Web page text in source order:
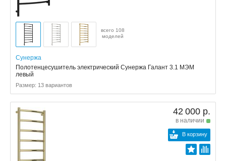
всего 108
моделей
Сунержа
Полотенцесушитель электрический Сунержа Галант 3.1 МЭМ
левый
Размер: 13 вариантов
42 000 р.
в наличии
В корзину